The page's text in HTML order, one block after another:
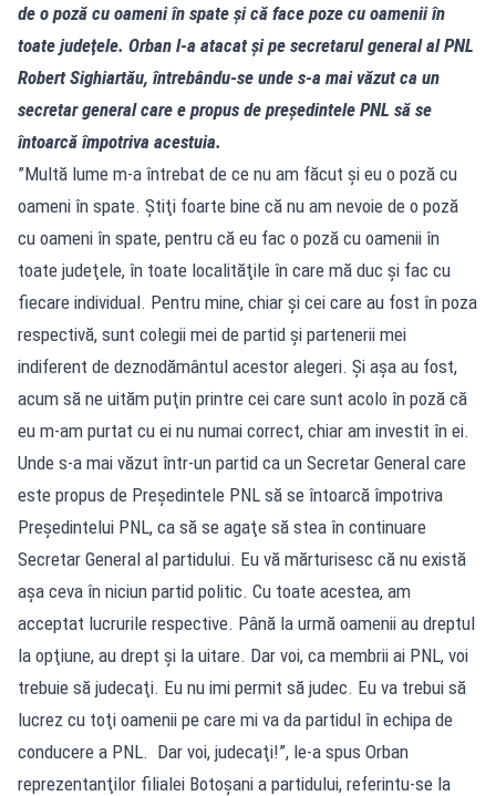
de o poză cu oameni în spate şi că face poze cu oamenii în
toate judeţele. Orban l-a atacat şi pe secretarul general al PNL
Robert Sighiartău, întrebându-se unde s-a mai văzut ca un
secretar general care e propus de preşedintele PNL să se
întoarcă împotriva acestuia.
”Multă lume m-a întrebat de ce nu am făcut şi eu o poză cu
oameni în spate. Ştiţi foarte bine că nu am nevoie de o poză
cu oameni în spate, pentru că eu fac o poză cu oamenii în
toate judeţele, în toate localităţile în care mă duc şi fac cu
fiecare individual. Pentru mine, chiar şi cei care au fost în poza
respectivă, sunt colegii mei de partid şi partenerii mei
indiferent de deznodământul acestor alegeri. Şi aşa au fost,
acum să ne uităm puţin printre cei care sunt acolo în poză că
eu m-am purtat cu ei nu numai correct, chiar am investit în ei.
Unde s-a mai văzut într-un partid ca un Secretar General care
este propus de Preşedintele PNL să se întoarcă împotriva
Preşedintelui PNL, ca să se agaţe să stea în continuare
Secretar General al partidului. Eu vă mărturisesc că nu există
aşa ceva în niciun partid politic. Cu toate acestea, am
acceptat lucrurile respective. Până la urmă oamenii au dreptul
la opţiune, au drept şi la uitare. Dar voi, ca membrii ai PNL, voi
trebuie să judecaţi. Eu nu imi permit să judec. Eu va trebui să
lucrez cu toţi oamenii pe care mi va da partidul în echipa de
conducere a PNL. Dar voi, judecaţi!”, le-a spus Orban
reprezentanţilor filialei Botoşani a partidului, referintu-se la